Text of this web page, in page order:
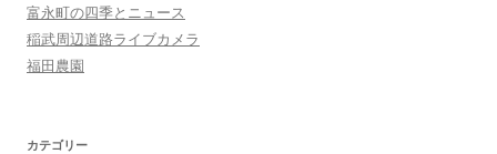
富永町の四季とニュース
稲武周辺道路ライブカメラ
福田農園
カテゴリー